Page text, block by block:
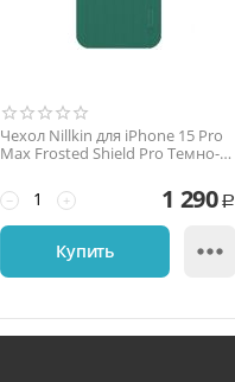
Чехол Nillkin для iPhone 15 Pro
Max Frosted Shield Pro Темно-
+
− 1 290 Р
Купить 